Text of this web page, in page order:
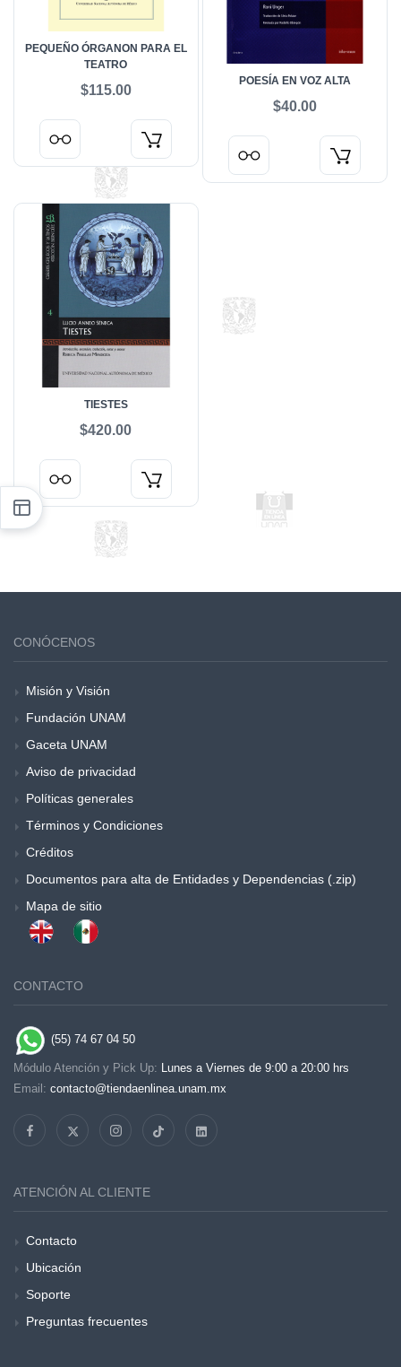
PEQUEÑO ÓRGANON PARA EL
TEATRO
$115.00
POESÍA EN VOZ ALTA
$40.00
TIESTES
$420.00
CONÓCENOS
Misión y Visión
Fundación UNAM
Gaceta UNAM
Aviso de privacidad
Políticas generales
Términos y Condiciones
Créditos
Documentos para alta de Entidades y Dependencias (.zip)
Mapa de sitio
CONTACTO
(55) 74 67 04 50
Módulo Atención y Pick Up: Lunes a Viernes de 9:00 a 20:00 hrs
Email: contacto@tiendaenlinea.unam.mx
ATENCIÓN AL CLIENTE
Contacto
Ubicación
Soporte
Preguntas frecuentes